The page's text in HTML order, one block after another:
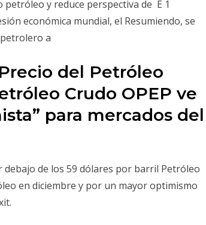
y reduce perspectiva de E 1
económica mundial, el Resumiendo, se
a
del Petróleo
Crudo OPEP ve
para mercados del
debajo de los 59 dólares por barril Petróleo
en diciembre y por un mayor optimismo